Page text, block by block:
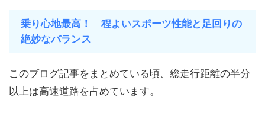
乗り心地最高！ 程よいスポーツ性能と足回りの
絶妙なバランス
このブログ記事をまとめている頃、総走行距離の半分
以上は高速道路を占めています。